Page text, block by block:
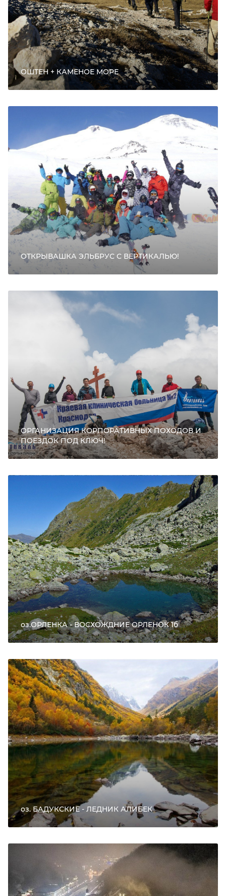
ОШТЕН + КАМЕНОЕ МОРЕ
ОТКРЫВАШКА ЭЛЬБРУС С ВЕРТИКАЛЬЮ!
ОРГАНИЗАЦИЯ КОРПОРАТИВНЫХ ПОХОДОВ И
ПОЕЗДОК ПОД КЛЮЧ!
оз.ОРЛЕНКА - ВОСХОЖДНИЕ ОРЛЕНОК 1б
оз. БАДУКСКИЕ - ЛЕДНИК АЛИБЕК